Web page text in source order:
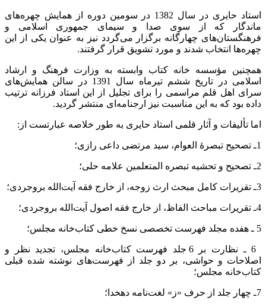
استاد حایری در سال 1382 در سومین دوره از همایش چهره‌های
ماندگار که از سوی صدا و سیمای جمهوری اسلامی و
فرهنگستان‌های چهارگانه برگزار می‌گردد نیز به عنوان یکی از این
چهره‌ها انتخاب شدند و مورد تشویق قرار گرفتند.
همچنین مؤسسه خانه کتاب وابسته به وزارت فرهنگ و ارشاد
اسلامی در تاریخ ششم تیرماه سال 1391 در سالن همایش‌های
سرای اهل قلم مراسمی را برای تجلیل از این استاد فرزانه ترتیب
داده بود که به این مناسبت نیز ارجنامه‌ای منتشر گردید.
اما تألیفات و آثار قلمی استاد حایری به طور خلاصه عبارتست از:
1ـ تصحیح تبصرۀ العوام، سید مرتضی داعی رازی؛
2ـ تصحیح و تحشیه تبصره المتعلمین علامه حلی؛
3ـ تقریرات کامل مبحث ارث زوجه، از خارج فقه آیت‌الله بروجردی؛
4ـ تقریرات مباحث الفاظ، از خارج فقه اصول آیت‌الله بروجردی؛
5 ـ هفده مجلد فهرست تخصصی نسخ خطی کتاب‌خانه مجلس؛
6 ـ نظارت بر 6 جلد فهرست کتاب‌خانه مجلس، تجدید نظر و
اصلاحات و حواشی، بر دو جلد از فهرست‌های نوشته شده قبلی
کتاب‌خانه مجلس؛
7ـ چهار جلد از حرف «ز» لغت‌نامه دهخدا؛